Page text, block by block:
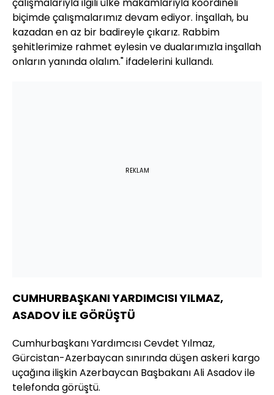
biçimde çalışmalarımız devam ediyor. İnşallah, bu
kazadan en az bir badireyle çıkarız. Rabbim
şehitlerimize rahmet eylesin ve dualarımızla inşallah
onların yanında olalım." ifadelerini kullandı.
REKLAM
CUMHURBAŞKANI YARDIMCISI YILMAZ,
ASADOV İLE GÖRÜŞTÜ
Cumhurbaşkanı Yardımcısı Cevdet Yılmaz,
Gürcistan-Azerbaycan sınırında düşen askeri kargo
uçağına ilişkin Azerbaycan Başbakanı Ali Asadov ile
telefonda görüştü.